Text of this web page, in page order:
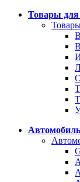
Товары для